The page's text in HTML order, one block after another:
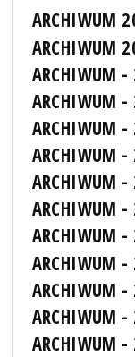
ARCHIWUM
ARCHIWUM
ARCHIWUM -
ARCHIWUM -
ARCHIWUM -
ARCHIWUM -
ARCHIWUM -
ARCHIWUM
ARCHIWUM -
ARCHIWUM -
ARCHIWUM -
ARCHIWUM -
ARCHIWUM -